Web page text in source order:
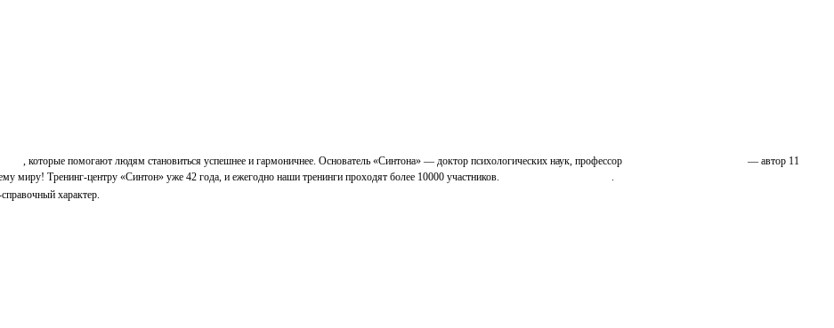
, которые помогают людям становиться успешнее и гармоничнее. Основатель «Синтона» — доктор психологических наук, профессор
— автор 11
миру! Тренинг-центру «Синтон» уже 42 года, и ежегодно наши тренинги проходят более 10000 участников.
.
характер.